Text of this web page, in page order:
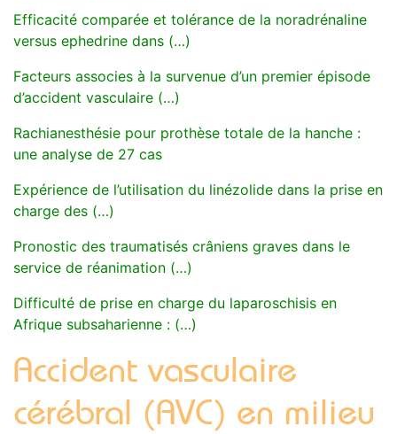
Efficacité comparée et tolérance de la noradrénaline
versus ephedrine dans (…)
Facteurs associes à la survenue d’un premier épisode
d’accident vasculaire (…)
Rachianesthésie pour prothèse totale de la hanche :
une analyse de 27 cas
Expérience de l’utilisation du linézolide dans la prise en
charge des (…)
Pronostic des traumatisés crâniens graves dans le
service de réanimation (…)
Difficulté de prise en charge du laparoschisis en
Afrique subsaharienne : (…)
Accident vasculaire
cérébral (AVC) en milieu